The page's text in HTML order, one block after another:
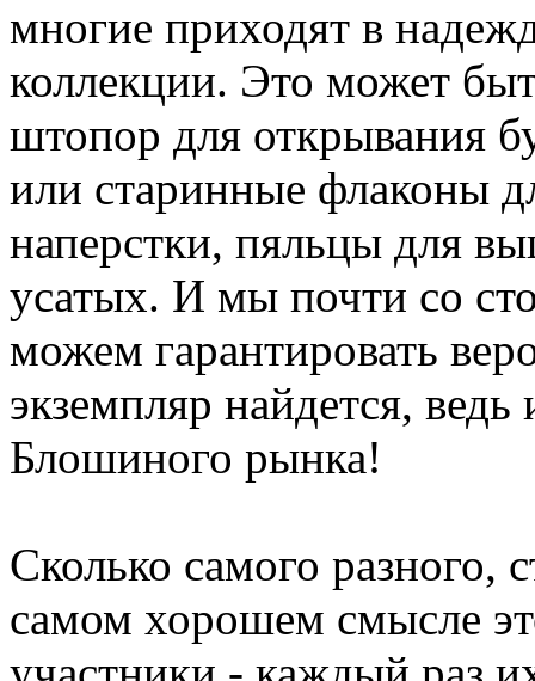
многие приходят в
коллекции. Это может
штопор для открывания
или старинные флаконы
наперстки, пяльцы для
усатых. И мы почти со
можем гарантировать
экземпляр найдется,
Блошиного рынка!
Сколько самого разного,
самом хорошем смысле